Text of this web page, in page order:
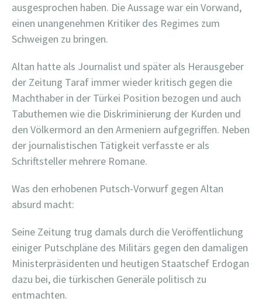
ausgesprochen haben. Die Aussage war ein Vorwand,
einen unangenehmen Kritiker des Regimes zum
Schweigen zu bringen.
Altan hatte als Journalist und später als Herausgeber
der Zeitung Taraf immer wieder kritisch gegen die
Machthaber in der Türkei Position bezogen und auch
Tabuthemen wie die Diskriminierung der Kurden und
den Völkermord an den Armeniern aufgegriffen. Neben
der journalistischen Tätigkeit verfasste er als
Schriftsteller mehrere Romane.
Was den erhobenen Putsch-Vorwurf gegen Altan
absurd macht:
Seine Zeitung trug damals durch die Veröffentlichung
einiger Putschpläne des Militärs gegen den damaligen
Ministerpräsidenten und heutigen Staatschef Erdogan
dazu bei, die türkischen Generäle politisch zu
entmachten.